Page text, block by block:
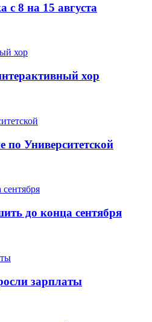
8 на 15 августа
хор
по Университетской
до конца сентября
зарплаты